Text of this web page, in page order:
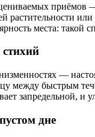
приёмов —
места: такой
—
между быстрым
запредельной, и
дне